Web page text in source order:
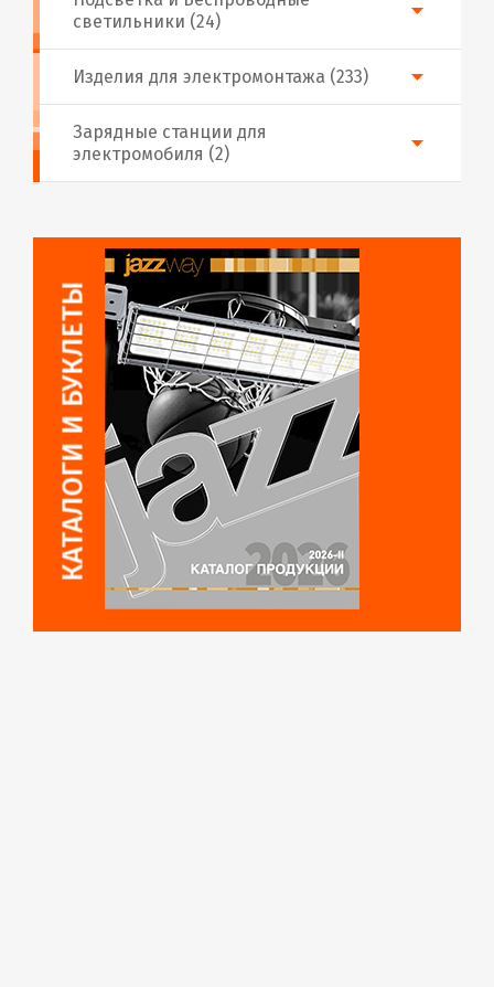
светильники (24)
Изделия для электромонтажа (233)
Зарядные станции для
электромобиля (2)